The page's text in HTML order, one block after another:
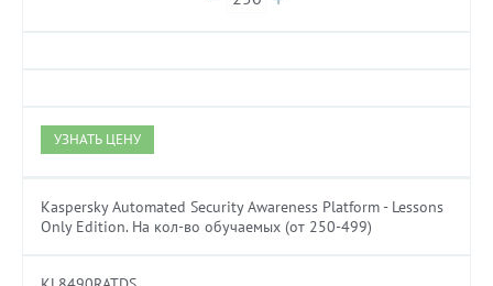
УЗНАТЬ ЦЕНУ
Kaspersky Automated Security Awareness Platform - Lessons
Only Edition. На кол-во обучаемых (от 250-499)